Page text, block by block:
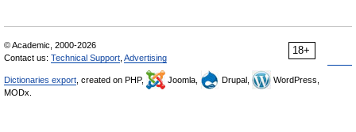
18+
© Academic, 2000-2026
Contact us: Technical Support Advertising
Dictionaries export , created on PHP, Joomla, Drupal,
WordPress,
MODx.